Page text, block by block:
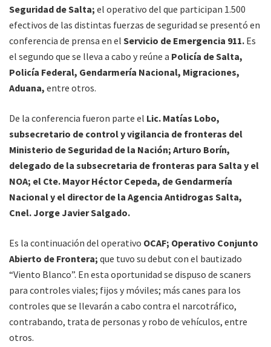
Seguridad de Salta; el operativo del que participan 1.500
efectivos de las distintas fuerzas de seguridad se presentó en
conferencia de prensa en el Servicio de Emergencia 911. Es
el segundo que se lleva a cabo y reúne a Policía de Salta,
Policía Federal, Gendarmería Nacional, Migraciones,
Aduana, entre otros.
De la conferencia fueron parte el Lic. Matías Lobo,
subsecretario de control y vigilancia de fronteras del
Ministerio de Seguridad de la Nación; Arturo Borín,
delegado de la subsecretaria de fronteras para Salta y el
NOA; el Cte. Mayor Héctor Cepeda, de Gendarmería
Nacional y el director de la Agencia Antidrogas Salta,
Cnel. Jorge Javier Salgado.
Es la continuación del operativo OCAF; Operativo Conjunto
Abierto de Frontera; que tuvo su debut con el bautizado
“Viento Blanco”. En esta oportunidad se dispuso de scaners
para controles viales; fijos y móviles; más canes para los
controles que se llevarán a cabo contra el narcotráfico,
contrabando, trata de personas y robo de vehículos, entre
otros.